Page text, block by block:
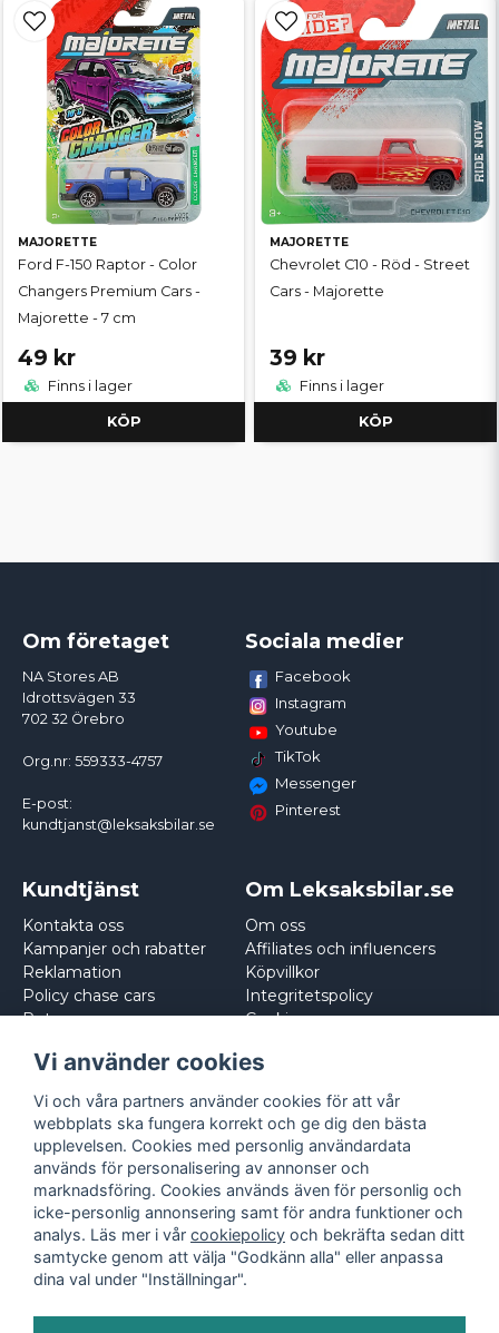
MAJORETTE
Ford F-150 Raptor - Color
Changers Premium Cars -
Majorette - 7 cm
49 kr
Finns i lager
KÖP
MAJORETTE
Chevrolet C10 - Röd - Street
Cars - Majorette
39 kr
Finns i lager
KÖP
Om företaget
NA Stores AB
Idrottsvägen 33
702 32 Örebro
Org.nr: 559333-4757
E-post:
kundtjanst@leksaksbilar.se
Sociala medier
Facebook
Instagram
Youtube
TikTok
Messenger
Pinterest
Kundtjänst
Kontakta oss
Kampanjer och rabatter
Reklamation
Policy chase cars
Returnera
Om Leksaksbilar.se
Om oss
Affiliates och influencers
Köpvillkor
Integritetspolicy
Cookies
Vi använder cookies
Vi och våra partners använder cookies för att vår
webbplats ska fungera korrekt och ge dig den bästa
upplevelsen. Cookies med personlig användardata
används för personalisering av annonser och
marknadsföring. Cookies används även för personlig och
icke-personlig annonsering samt för andra funktioner och
analys. Läs mer i vår cookiepolicy och bekräfta sedan ditt
samtycke genom att välja "Godkänn alla" eller anpassa
dina val under "Inställningar".